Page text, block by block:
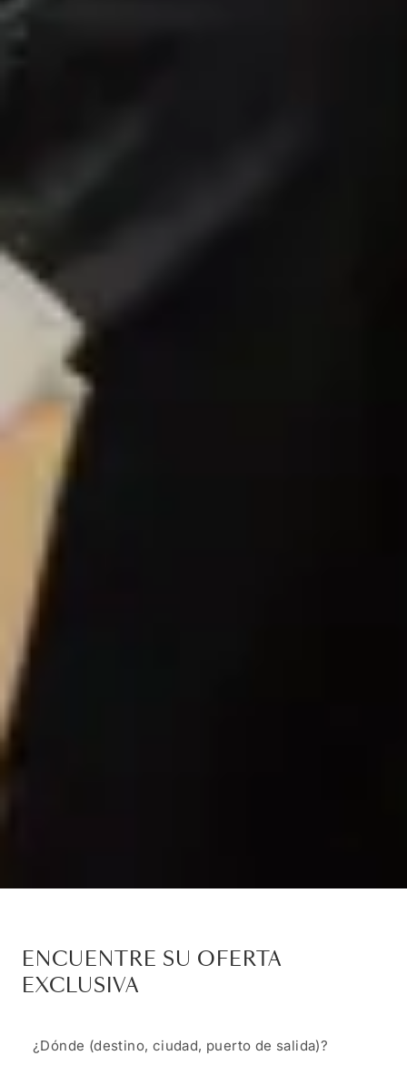
ENCUENTRE SU OFERTA
EXCLUSIVA
¿Dónde (destino, ciudad, puerto de salida)?